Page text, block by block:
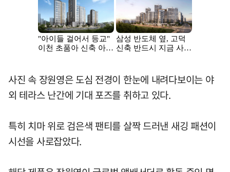
사진 속 장원영은 도심 전경이 한눈에 내려다보이는 야
외 테라스 난간에 기대 포즈를 취하고 있다.
특히 치마 위로 검은색 팬티를 살짝 드러낸 새깅 패션이
시선을 사로잡았다.